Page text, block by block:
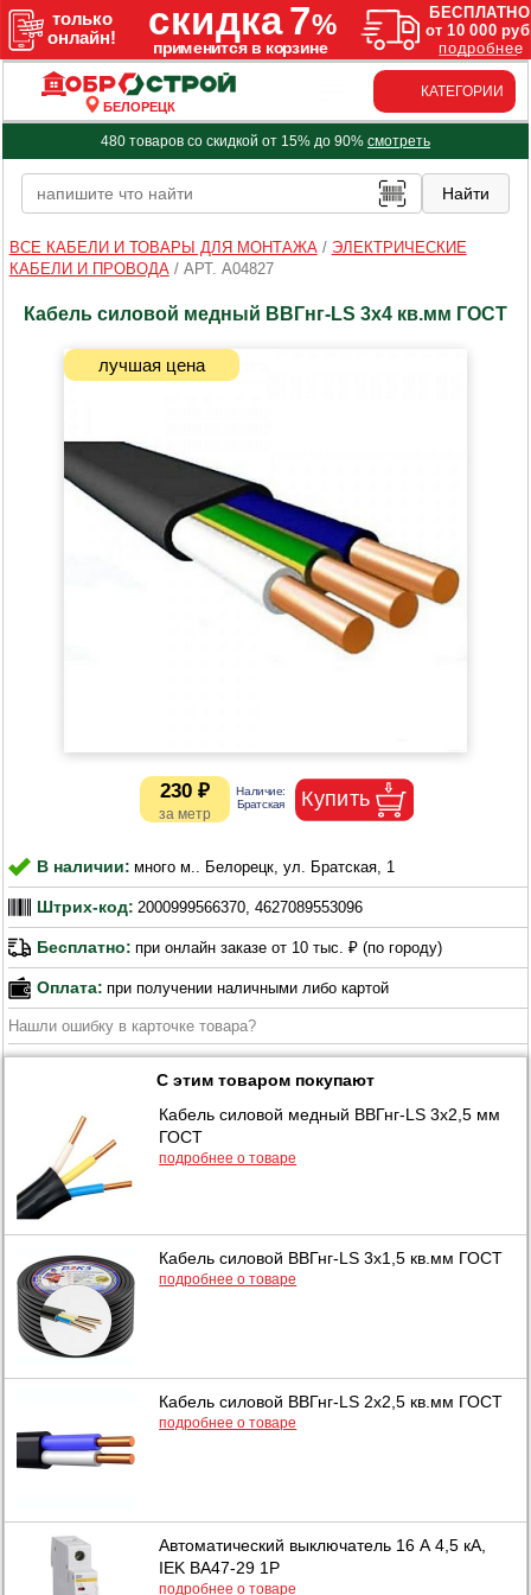
БЕЛОРЕЦК
КАТЕГОРИИ
480 товаров со скидкой от 15% до 90% смотреть
ВСЕ КАБЕЛИ И ТОВАРЫ ДЛЯ МОНТАЖА/ ЭЛЕКТРИЧЕСКИЕ
КАБЕЛИ И ПРОВОДА/ АРТ. A04827
Кабель силовой медный ВВГнг-LS 3х4 кв.мм ГОСТ
230 ₽
В наличии: много м.. Белорецк, ул. Братская, 1
Штрих-код: 2000999566370, 4627089553096
Бесплатно: при онлайн заказе от 10 тыс. ₽ (по городу)
Оплата: при получении наличными либо картой
Нашли ошибку в карточке товара?
С этим товаром покупают
Кабель силовой медный ВВГнг-LS 3х2,5 мм
ГОСТ
подробнее о товаре
Кабель силовой ВВГнг-LS 3х1,5 кв.мм ГОСТ
подробнее о товаре
Кабель силовой ВВГнг-LS 2х2,5 кв.мм ГОСТ
подробнее о товаре
Автоматический выключатель 16 А 4,5 кА,
IEK ВА47-29 1Р
подробнее о товаре